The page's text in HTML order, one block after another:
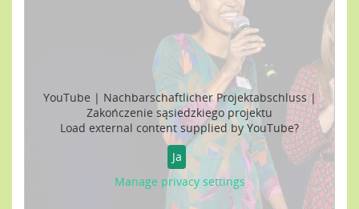
YouTube | Nachbarschaftlicher Projektabschluss |
Zakończenie sąsiedzkiego projektu
Load external content supplied by YouTube?
Ja
Manage privacy settings